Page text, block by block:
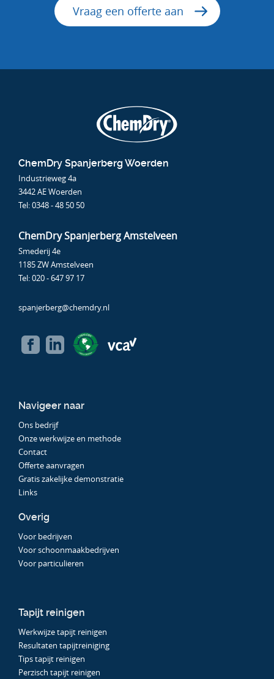
Vraag een offerte aan
ChemDry Spanjerberg Woerden
Industrieweg 4a
3442 AE Woerden
Tel:0348 - 48 50 50
ChemDry Spanjerberg Amstelveen
Smederij 4e
1185 ZW Amstelveen
Tel:020 - 647 97 17
spanjerberg@chemdry.nl
Navigeer naar
Ons bedrijf
Onze werkwijze en methode
Contact
Offerte aanvragen
Gratis zakelijke demonstratie
Links
Overig
Voor bedrijven
Voor schoonmaakbedrijven
Voor particulieren
Tapijt reinigen
Werkwijze tapijt reinigen
Resultaten tapijtreiniging
Tips tapijt reinigen
Perzisch tapijt reinigen